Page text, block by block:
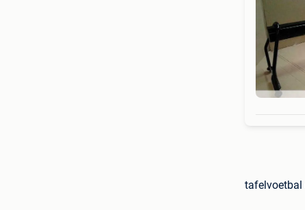
tafelvoetbal